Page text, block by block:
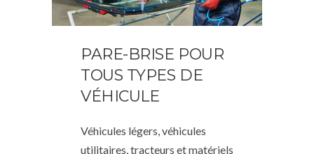
PARE-BRISE POUR
TOUS TYPES DE
VÉHICULE
Véhicules légers, véhicules
utilitaires, tracteurs et matériels